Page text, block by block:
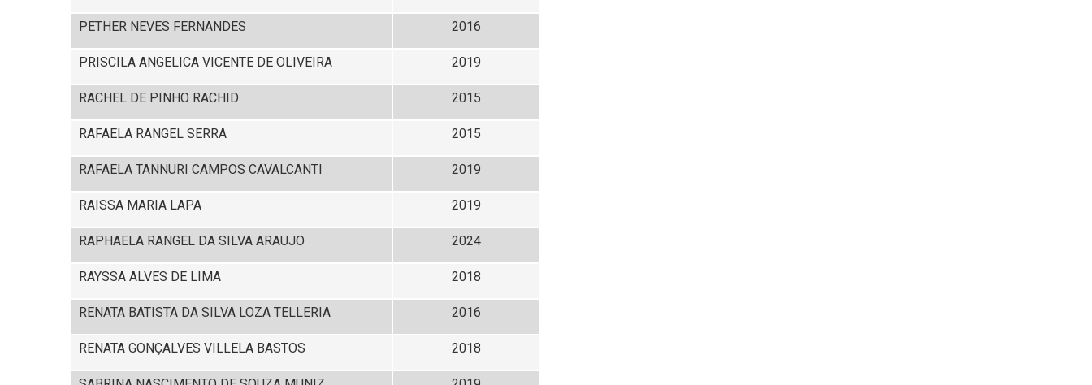
PETHER NEVES FERNANDES 2016
PRISCILA ANGELICA VICENTE DE OLIVEIRA 2019
RACHEL DE PINHO RACHID 2015
RAFAELA RANGEL SERRA 2015
RAFAELA TANNURI CAMPOS CAVALCANTI 2019
RAISSA MARIA LAPA 2019
RAPHAELA RANGEL DA SILVA ARAUJO 2024
RAYSSA ALVES DE LIMA 2018
RENATA BATISTA DA SILVA LOZA TELLERIA 2016
RENATA GONÇALVES VILLELA BASTOS 2018